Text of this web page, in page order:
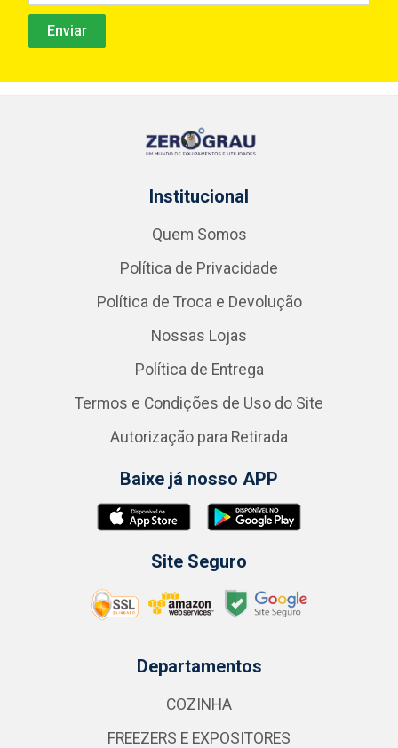
Institucional
Quem Somos
Política de Privacidade
Política de Troca e Devolução
Nossas Lojas
Política de Entrega
Termos e Condições de Uso do Site
Autorização para Retirada
Baixe já nosso APP
Site Seguro
Departamentos
COZINHA
FREEZERS E EXPOSITORES